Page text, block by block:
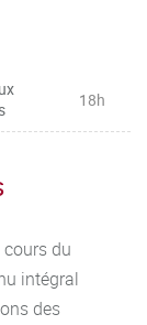
18h
cours du
intégral
des